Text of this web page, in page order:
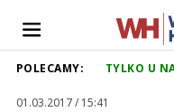
POLECAMY: TYLKO U
01.03.2017 / 15:41